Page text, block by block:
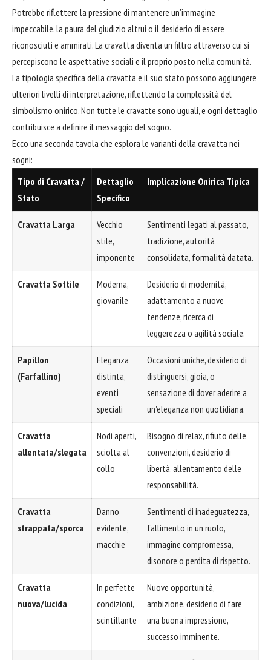
Potrebbe riflettere la pressione di mantenere un'immagine
impeccabile, la paura del giudizio altrui o il desiderio di essere
riconosciuti e ammirati. La cravatta diventa un filtro attraverso cui si
percepiscono le aspettative sociali e il proprio posto nella comunità.
La tipologia specifica della cravatta e il suo stato possono aggiungere
ulteriori livelli di interpretazione, riflettendo la complessità del
simbolismo onirico. Non tutte le cravatte sono uguali, e ogni dettaglio
contribuisce a definire il messaggio del sogno.
Ecco una seconda tavola che esplora le varianti della cravatta nei
sogni:
Tipo di Cravatta /
Stato
Dettaglio
Specifico
Implicazione Onirica Tipica
Cravatta Larga
Vecchio
stile,
imponente
Sentimenti legati al passato,
tradizione, autorità
consolidata, formalità datata.
Cravatta Sottile
Moderna,
giovanile
Desiderio di modernità,
adattamento a nuove
tendenze, ricerca di
leggerezza o agilità sociale.
Papillon
(Farfallino)
Eleganza
distinta,
eventi
speciali
Occasioni uniche, desiderio di
distinguersi, gioia, o
sensazione di dover aderire a
un'eleganza non quotidiana.
Cravatta
allentata/slegata
Nodi aperti,
sciolta al
collo
Bisogno di relax, rifiuto delle
convenzioni, desiderio di
libertà, allentamento delle
responsabilità.
Cravatta
strappata/sporca
Danno
evidente,
macchie
Sentimenti di inadeguatezza,
fallimento in un ruolo,
immagine compromessa,
disonore o perdita di rispetto.
Cravatta
nuova/lucida
In perfette
condizioni,
scintillante
Nuove opportunità,
ambizione, desiderio di fare
una buona impressione,
successo imminente.